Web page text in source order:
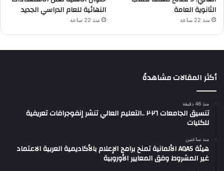
الثانوية العامة
منذ 22 ساعة
النهائية للعام الدراسي الجديد
منذ 22 ساعة
أكثر المقالات مشاهدةً
منذ 46 دقيقة
تنسيق الجامعات ٢٠٢٦ ..التعليم العالي تنشر إنفوجرافات تعريفية
للكليات
منذ ساعتين
هيئة AQAS الألمانية تمنح برامج الإعلام بالأكاديمية العربية الاعتماد
غير المشروط وفق المعايير الأوروبية